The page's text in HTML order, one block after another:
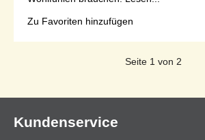
Zu Favoriten hinzufügen
Seite 1 von 2
Kundenservice